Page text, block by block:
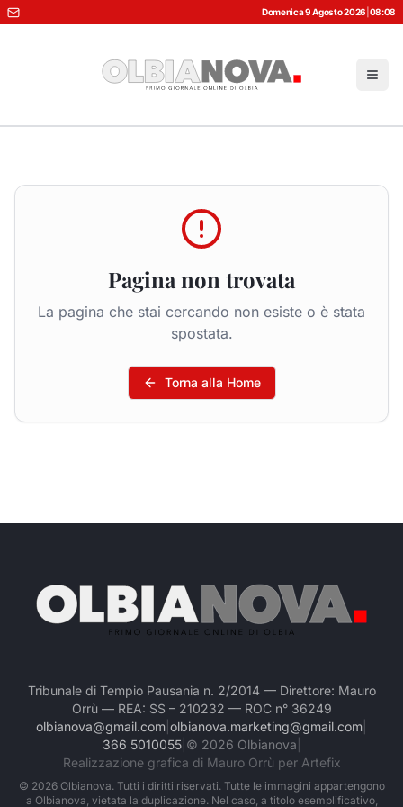
Domenica 9 Agosto 2026 08:08
Pagina non trovata
La pagina che stai cercando non esiste o è stata
spostata.
Torna alla Home
Tribunale di Tempio Pausania n. 2/2014 — Direttore: Mauro
Orrù — REA: SS – 210232 — ROC n° 36249
olbianova@gmail.com olbianova.marketing@gmail.com
366 5010055| © 2026 Olbianova
Realizzazione grafica di Mauro Orrù per Artefix
© 2026Olbianova. Tutti i diritti riservati. Tutte le immagini appartengono
a Olbianova, vietata la duplicazione. Nel caso, a titolo esemplificativo,